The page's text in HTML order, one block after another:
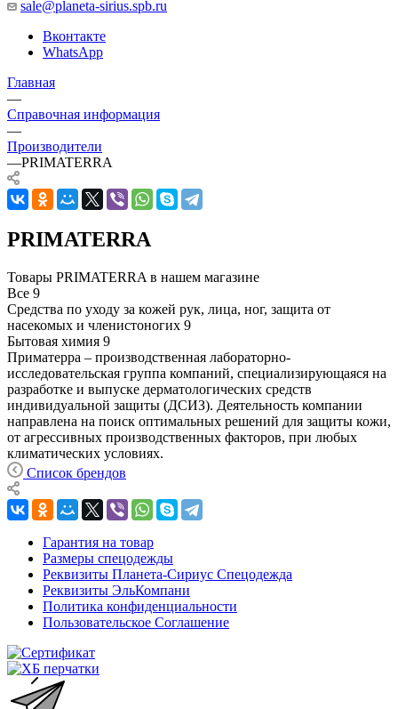
sale@planeta-sirius.spb.ru
Вконтакте
WhatsApp
Главная
—
Справочная информация
—
Производители
—PRIMATERRA
PRIMATERRA
Товары PRIMATERRA в нашем магазине
Все 9
Средства по уходу за кожей рук, лица, ног, защита от
насекомых и членистоногих 9
Бытовая химия 9
Приматерра – производственная лабораторно-
исследовательская группа компаний, специализирующаяся на
разработке и выпуске дерматологических средств
индивидуальной защиты (ДСИЗ). Деятельность компании
направлена на поиск оптимальных решений для защиты кожи,
от агрессивных производственных факторов, при любых
климатических условиях.
Список брендов
Гарантия на товар
Размеры спецодежды
Реквизиты Планета-Сириус Спецодежда
Реквизиты ЭльКомпани
Политика конфиденциальности
Пользовательское Соглашение